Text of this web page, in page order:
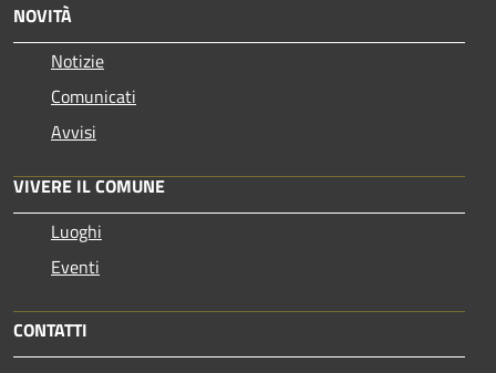
NOVITÀ
Notizie
Comunicati
Avvisi
VIVERE IL COMUNE
Luoghi
Eventi
CONTATTI